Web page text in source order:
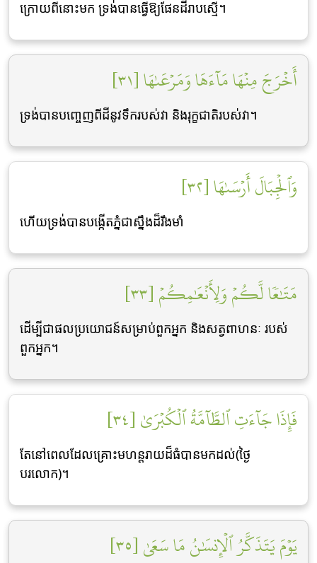
ក្រោយពីនោះមក ទ្រង់បានធ្វើឱ្យផែនដីរាបស្មើ។
أَخۡرَجَ مِنۡهَا مَآءَهَا وَمَرۡعَىٰهَا [٣١]
ទ្រង់បានបពោ្ចញពីដីនូវទឹករបស់វា និងរុក្ខជាតិរបស់វា។
وَٱلۡجِبَالَ أَرۡسَىٰهَا [٣٢]
ហើយទ្រង់បានបង្កើតភ្នំជាស្នឹងដ៏រឹងមាំ
مَتَٰعٗا لَّكُمۡ وَلِأَنۡعَٰمِكُمۡ [٣٣]
ដើម្បីជាផលប្រយោជន៍សម្រាប់ពួកអ្នក និងសត្វពាហនៈ របស់
ពួកអ្នក។
فَإِذَا جَآءَتِ ٱلطَّآمَّةُ ٱلۡكُبۡرَىٰ [٣٤]
តែនៅពេលដែលគ្រោះមហន្ដរាយដ៏ធំបានមកដល់(ថ្ងៃ
បរលោក)។
يَوۡمَ يَتَذَكَّرُ ٱلۡإِنسَٰنُ مَا سَعَىٰ [٣٥]